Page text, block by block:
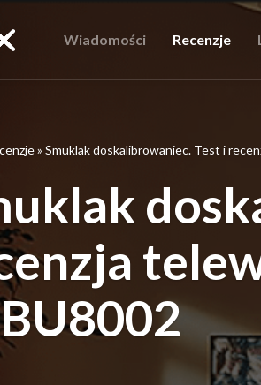
Wiadomości Recenzje
» Smuklak doskalibrowaniec. Test i